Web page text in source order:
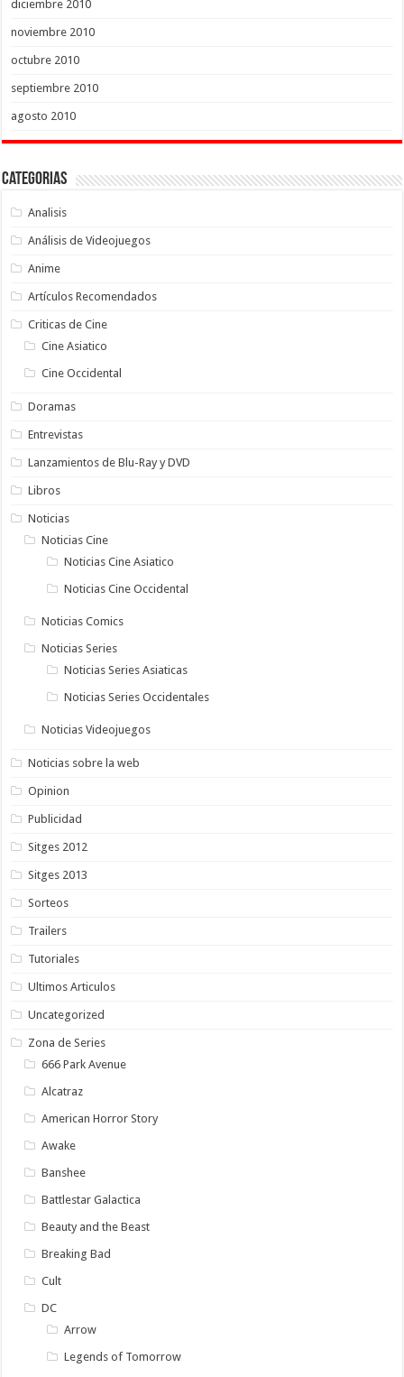
diciembre 2010
noviembre 2010
octubre 2010
septiembre 2010
agosto 2010
Categorias
Analisis
Análisis de Videojuegos
Anime
Artículos Recomendados
Criticas de Cine
Cine Asiatico
Cine Occidental
Doramas
Entrevistas
Lanzamientos de Blu-Ray y DVD
Libros
Noticias
Noticias Cine
Noticias Cine Asiatico
Noticias Cine Occidental
Noticias Comics
Noticias Series
Noticias Series Asiaticas
Noticias Series Occidentales
Noticias Videojuegos
Noticias sobre la web
Opinion
Publicidad
Sitges 2012
Sitges 2013
Sorteos
Trailers
Tutoriales
Ultimos Articulos
Uncategorized
Zona de Series
666 Park Avenue
Alcatraz
American Horror Story
Awake
Banshee
Battlestar Galactica
Beauty and the Beast
Breaking Bad
Cult
DC
Arrow
Legends of Tomorrow